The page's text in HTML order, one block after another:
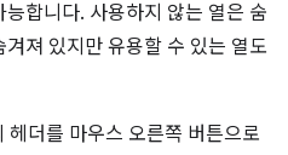
능합니다. 사용하지 않는 열은 숨
져 있지만 유용할 수 있는 열도
헤더를 마우스 오른쪽 버튼으로